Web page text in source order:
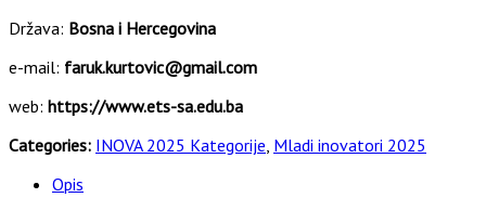
Država: Bosna i Hercegovina
e-mail: faruk.kurtovic@gmail.com
web: https://www.ets-sa.edu.ba
Categories: INOVA 2025 Kategorije, Mladi inovatori 2025
Opis